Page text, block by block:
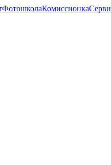
ФотошколаКомиссионка